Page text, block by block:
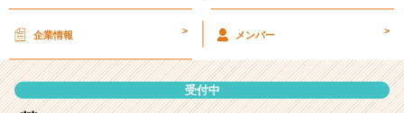
の
会
詳
細
企業情報 > メンバー >
受付中